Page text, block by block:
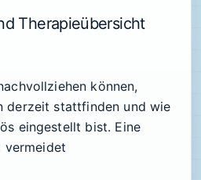
Therapieübersicht
können,
derzeit stattfinden und wie
eingestellt bist. Eine
vermeidet